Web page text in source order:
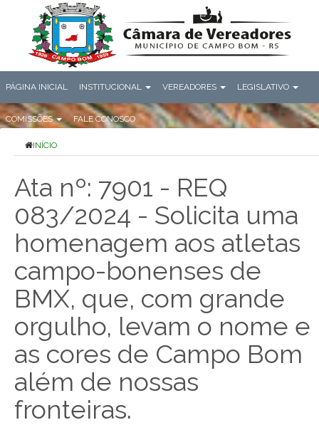
PÁGINA INICIAL INSTITUCIONAL VEREADORES LEGISLATIVO
COMISSÕES FALE CONOSCO
INÍCIO
Ata nº: 7901 - REQ
083/2024 - Solicita uma
homenagem aos atletas
campo-bonenses de
BMX, que, com grande
orgulho, levam o nome e
as cores de Campo Bom
além de nossas
fronteiras.